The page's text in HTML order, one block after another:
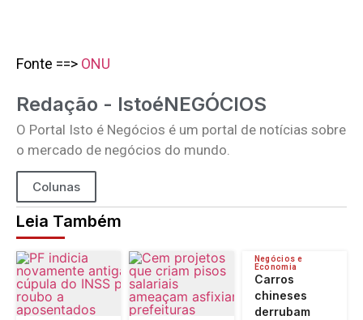
Fonte ==> ONU
Redação - IstoéNEGÓCIOS
O Portal Isto é Negócios é um portal de notícias sobre
o mercado de negócios do mundo.
Colunas
Leia Também
Negócios e
Economia
Carros
chineses
derrubam